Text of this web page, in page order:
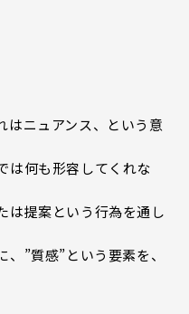
はニュアンス、という意
は何も形容してくれな
は提案という行為を通し
”質感”という要素を、